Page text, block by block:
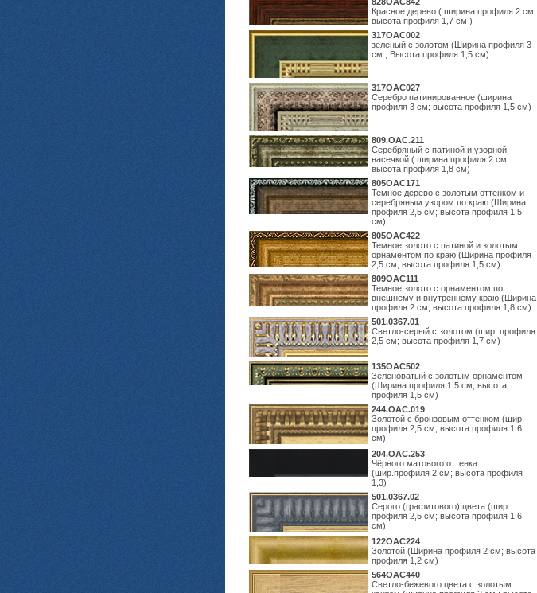
Красное дерево ( ширина профиля 2 см;
высота профиля 1,7 см )
317OAC002
зеленый с золотом (Ширина профиля 3
см ; Высота профиля 1,5 см)
317OAC027
Серебро патинированное (ширина
профиля 3 см; высота профиля 1,5 см)
809.ОАС.211
Серебряный с патиной и узорной
насечкой ( ширина профиля 2 см;
высота профиля 1,8 см)
805OAC171
Темное дерево с золотым оттенком и
серебряным узором по краю (Ширина
профиля 2,5 см; высота профиля 1,5
см)
805OAC422
Темное золото с патиной и золотым
орнаментом по краю (Ширина профиля
2,5 см; высота профиля 1,5 см)
809OAC111
Темное золото с орнаментом по
внешнему и внутреннему краю (Ширина
профиля 2 см; высота профиля 1,8 см)
501.0367.01
Светло-серый с золотом (шир. профиля
2,5 см; высота профиля 1,7 см)
135OAC502
Зеленоватый с золотым орнаментом
(Ширина профиля 1,5 см; высота
профиля 1,5 см)
244.ОАС.019
Золотой с бронзовым оттенком (шир.
профиля 2,5 см; высота профиля 1,6
см)
204.OAC.253
Чёрного матового оттенка
(шир.профиля 2 см; высота профиля
1,3)
501.0367.02
Серого (графитового) цвета (шир.
профиля 2,5 см; высота профиля 1,6
см)
122OAC224
Золотой (Ширина профиля 2 см; высота
профиля 1,2 см)
564ОАС440
Светло-бежевого цвета с золотым